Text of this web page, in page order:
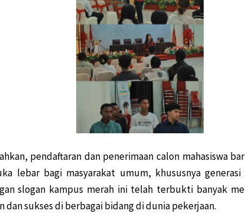
pendaftaran dan penerimaan calon mahasiswa
lebar bagi masyarakat umum, khususnya generasi
slogan kampus merah ini telah terbukti banyak
dan sukses di berbagai bidang di dunia pekerjaan.